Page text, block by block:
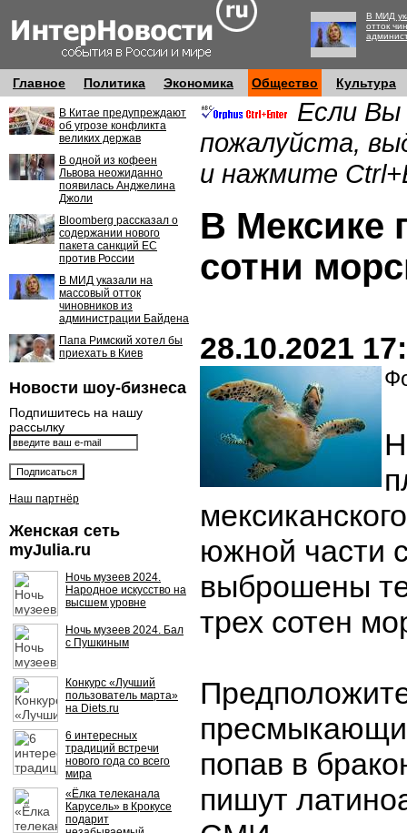
В МИД
отток
Главное Политика Экономика Общество Культура
В Китае предупреждают
об угрозе конфликта
великих держав
В одной из кофеен
Львова неожиданно
появилась Анджелина
Джоли
Bloomberg рассказал о
содержании нового
пакета санкций ЕС
против России
В МИД указали на
массовый отток
чиновников из
администрации Байдена
Папа Римский хотел бы
приехать в Киев
Новости шоу-бизнеса
Подпишитесь на нашу
рассылку
Наш партнёр
Женская сеть
myJulia.ru
Ночь музеев 2024.
Народное искусство на
высшем уровне
Ночь музеев 2024. Бал
с Пушкиным
Конкурс «Лучший
пользователь марта»
на Diets.ru
6 интересных
традиций встречи
нового года со всего
мира
«Ёлка телеканала
Карусель» в Крокусе
подарит
Если Вы
пожалуйста,
и нажмите
В Мексике
сотни
28.10.2021
южной части
выброшены
трех сотен
попав в
пишут